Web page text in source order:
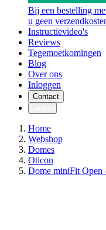
Bij een bestelling
u geen
Instructievideo's
Reviews
Tegemoetkomingen
Blog
Over ons
Inloggen
Contact
Home
Webshop
Domes
Oticon
Dome miniFit Open